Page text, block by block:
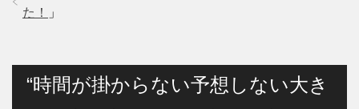
た！
」
“時間が掛からない予想しない大き